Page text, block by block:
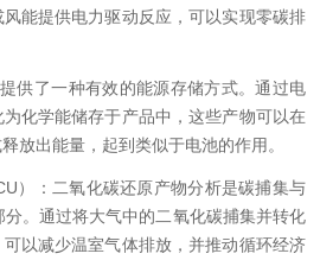
能提供电力驱动反应，可以实现零碳排
了一种有效的能源存储方式。通过电
化学能储存于产品中，这些产物可以在
放出能量，起到类似于电池的作用。
：二氧化碳还原产物分析是碳捕集与
。通过将大气中的二氧化碳捕集并转化
以减少温室气体排放，并推动循环经济